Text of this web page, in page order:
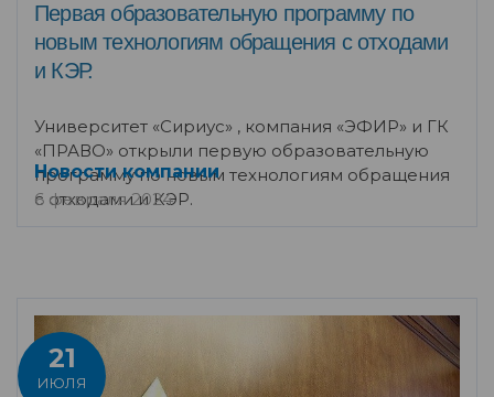
Первая образовательную программу по
новым технологиям обращения с отходами
и КЭР.
Университет «Сириус» , компания «ЭФИР» и ГК
«​ПРАВО»​ открыли первую образовательную
программу по новым технологиям обращения
с отходами и КЭР.
Новости компании
6 февраля 2024
21
ИЮЛЯ